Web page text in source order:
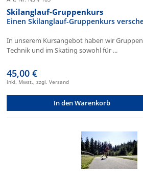
Skilanglauf-Gruppenkurs
Einen Skilanglauf-Gruppenkurs
In unserem Kursangebot haben wir
Technik und im Skating sowohl für ...
45,00 €
inkl. Mwst., zzgl. Versand
In den Warenkorb